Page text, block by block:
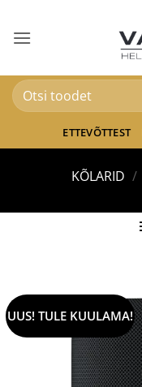
content
Otsi:
ETTEVÕTTEST
KÕLARID /
UUS! TULE KUULAMA!